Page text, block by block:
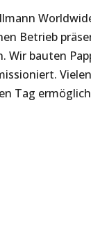
Betrieb
bauten
Tag